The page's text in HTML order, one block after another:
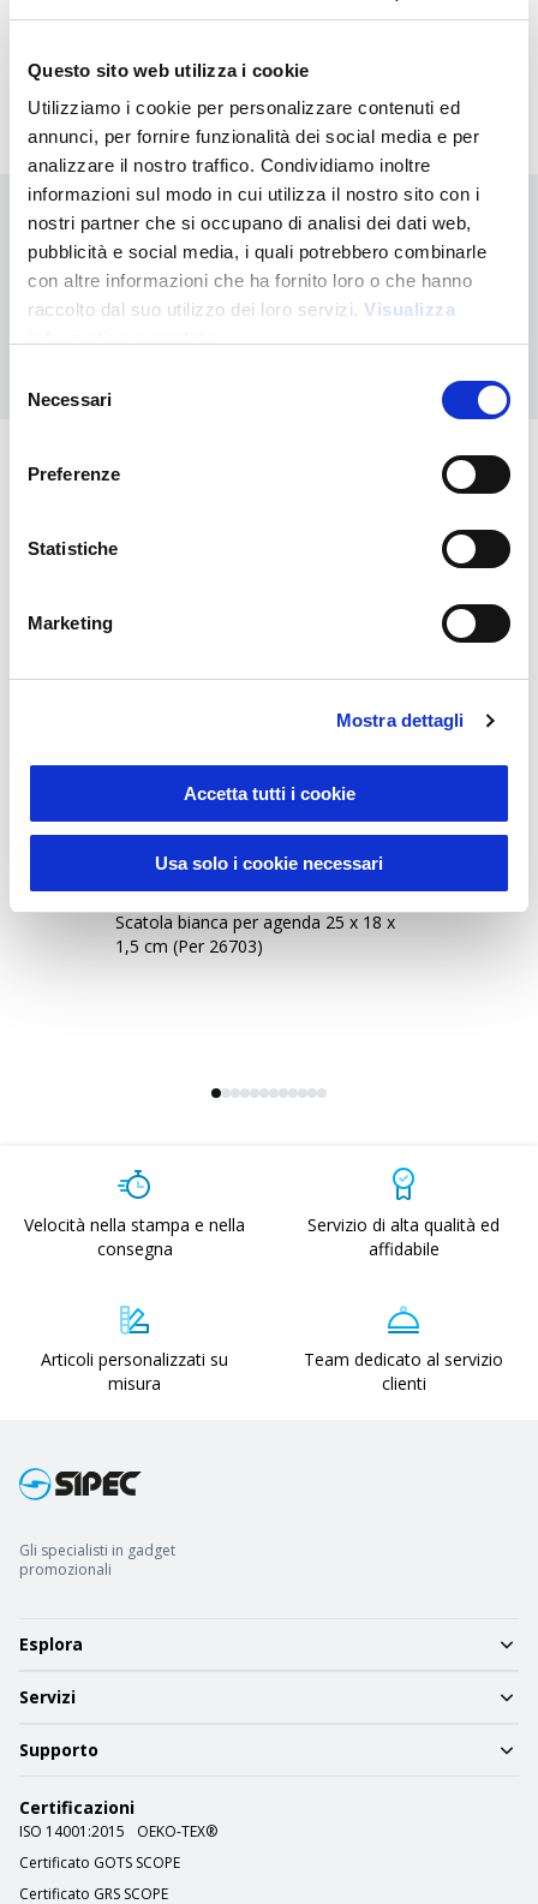
Questo sito web utilizza i cookie
Utilizziamo i cookie per personalizzare contenuti ed
annunci, per fornire funzionalità dei social media e per
analizzare il nostro traffico. Condividiamo inoltre
informazioni sul modo in cui utilizza il nostro sito con i
nostri partner che si occupano di analisi dei dati web,
pubblicità e social media, i quali potrebbero combinarle
con altre informazioni che ha fornito loro o che hanno
raccolto dal suo utilizzo dei loro servizi. Visualizza
delNecessari
Preferenze
Statistiche
Marketing
Mostra dettagli
Accetta tutti i cookie
Usa solo i cookie necessari
Prezzo 0,250€ 0,250€ 0,250€ 0,250€ 0,250€ 0,250€
Non hai trovato quello che stai cercando?
Contattaci per ricevere asistenza oppure richiedi il tuo ordine
personalizzato
Potrebbero interessarti anche
2379601-Perseus 3
Scatola bianca per agenda 25 x 18 x
1,5 cm (Per 26703)
Velocità nella stampa e nella
consegna
Servizio di alta qualità ed
affidabile
Articoli personalizzati su
misura
Team dedicato al servizio
clienti
Gli specialisti in gadget
promozionali
Esplora
Servizi
Supporto
Certificazioni
ISO 14001:2015
OEKO-TEX®
Certificato GOTS SCOPE
Certificato GRS SCOPE